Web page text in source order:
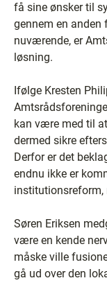
få sine ønsker til
gennem en anden
nuværende, er
løsning.
Ifølge Kresten
kan være med til
dermed sikre
Derfor er det
endnu ikke er
institutionsreform,
Søren Eriksen
være en kende
måske ville
gå ud over den